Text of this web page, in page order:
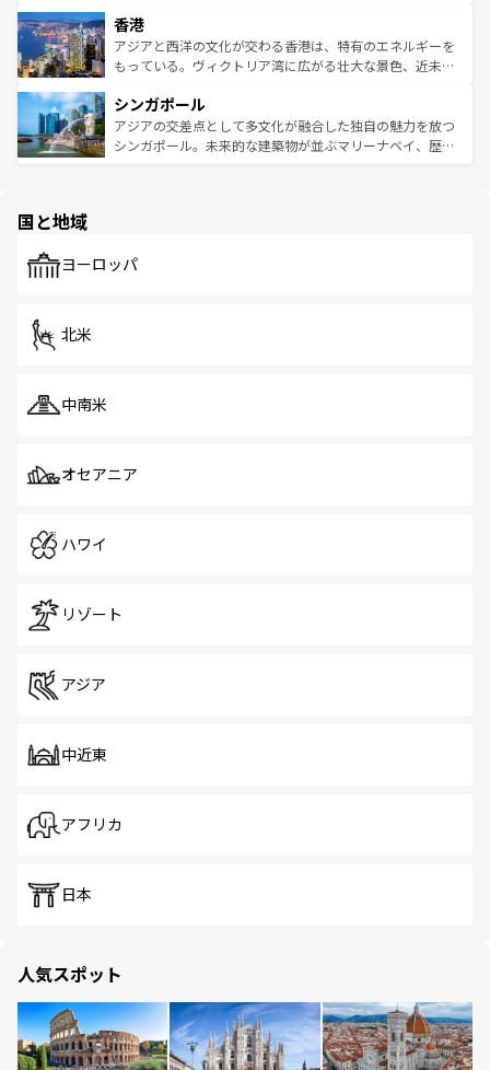
とつ。フォーやバインミー、ベトナムコーヒーなどは、ぜ
ひ現地で味わいたい。どの地域を訪れてもあたたかい人々
が旅行者を迎えてくれるので、きっと忘れられない旅にな
参照してほしい。
の活気が交差している。北部ではチェンマイなどの山岳地
帯で自然と触れ合い、南部ではプーケットやクラビの美し
いビーチでリゾート気分を楽しむことができる。タイ料理
激する。気候は一年中温暖で、どの季節にも異なる楽しみ
が待っている。親しみやすいタイの人々、仏教を中心とし
た文化、そして多様な観光資源が、訪れる旅人を魅了し続
香港
アジアと西洋の文化が交わる香港は、特有のエネルギーを
もっている。ヴィクトリア湾に広がる壮大な景色、近未来
み、どこを訪れても感動するはず。観光スポットが密集し
ており、効率よく見どころを回れるのも魅力。息をのむよ
うな絶景から文化的な体験まで、香港を存分に楽しみ尽く
シンガポール
アジアの交差点として多文化が融合した独自の魅力を放つ
シンガポール。未来的な建築物が並ぶマリーナベイ、歴史
で、ホーカーズは地元の風情を楽しめる外せないスポット
国と地域
ヨーロッパ
北米
中南米
オセアニア
ハワイ
リゾート
アジア
中近東
アフリカ
日本
人気スポット